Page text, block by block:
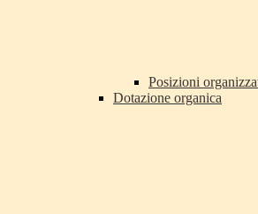
Posizioni
Dotazione organica